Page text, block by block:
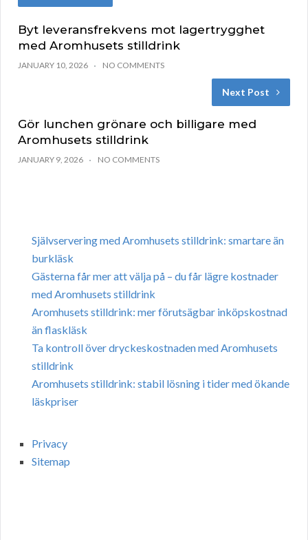
Byt leveransfrekvens mot lagertrygghet
med Aromhusets stilldrink
JANUARY 10, 2026 NO COMMENTS
Next Post
Gör lunchen grönare och billigare med
Aromhusets stilldrink
JANUARY 9, 2026 NO COMMENTS
Självservering med Aromhusets stilldrink: smartare än
burkläsk
Gästerna får mer att välja på – du får lägre kostnader
med Aromhusets stilldrink
Aromhusets stilldrink: mer förutsägbar inköpskostnad
än flaskläsk
Ta kontroll över dryckeskostnaden med Aromhusets
stilldrink
Aromhusets stilldrink: stabil lösning i tider med ökande
läskpriser
Privacy
Sitemap